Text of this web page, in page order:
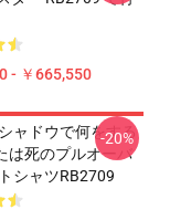
- ￥665,550
ャドウで何をする
は死のプルオーバ
シャツRB2709
-20%